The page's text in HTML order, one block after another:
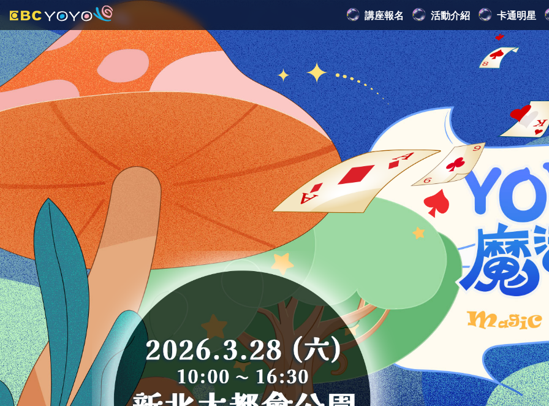
講座報名 活動介紹 卡通明星